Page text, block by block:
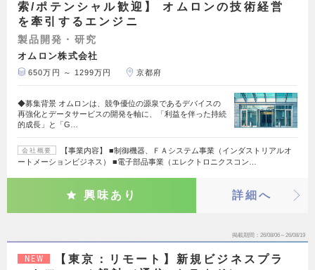
索/ポテンシャル歓迎】 オムロンの技術経営
を牽引するエンジニ
製品開発・研究
オムロン株式会社
650万円 ～ 1299万円 京都府
◆募集背景 オムロンは、競争優位の源泉であるデバイスの
再強化とデータサービスの開発を軸に、「利益を伴った持続
的成長」と「G…
会社概要
【事業内容】 ■制御機器、ＦＡシステム事業（インダストリアルオ
ートメーションビジネス） ■電子部品事業（エレクトロニクスコン…
興味あり 詳細へ
掲載期間 26/08/06～26/08/19
NEW
【東京：リモート】新規ビジネスプラ